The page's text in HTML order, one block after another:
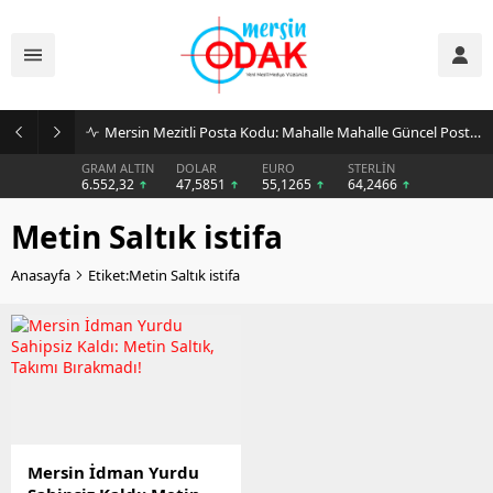
Mersin Mezitli Posta Kodu: Mahalle Mahalle Güncel Posta Kodu Rehberi
GRAM ALTIN
6.552,32
DOLAR
47,5851
EURO
55,1265
STERLİN
64,2466
Metin Saltık istifa
Anasayfa Etiket:Metin Saltık istifa
Mersin İdman Yurdu